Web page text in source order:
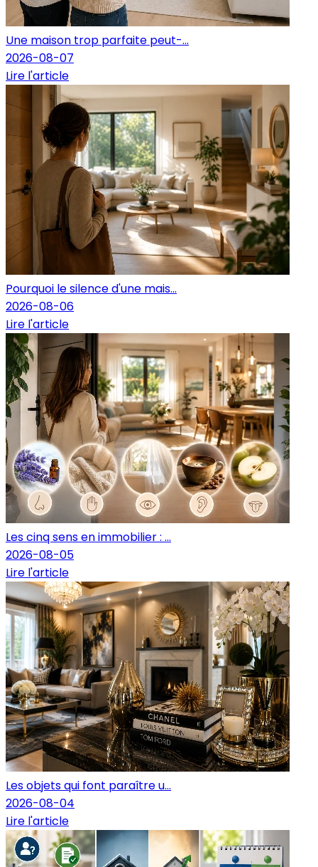
Une maison trop parfaite peut-...
2026-08-07
Lire l'article
Pourquoi le silence d'une mais...
2026-08-06
Lire l'article
Les cinq sens en immobilier : ...
2026-08-05
Lire l'article
Les objets qui font paraître u...
2026-08-04
Lire l'article